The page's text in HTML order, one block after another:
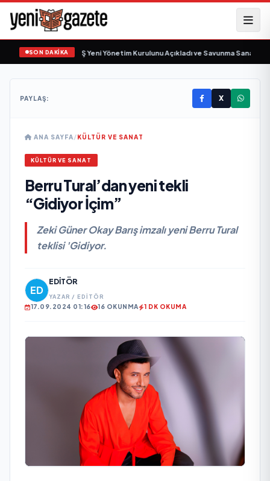
SON DAKİKA
Savunma Sanayi AŞ Yeni Yönetim Kurulunu Açıkladı ve Savunma
PAYLAŞ: X
ANA SAYFA/KÜLTÜR VE SANAT
KÜLTÜR VE SANAT
Berru Tural’dan yeni tekli
“Gidiyor İçim”
Zeki Güner Okay Barış imzalı yeni Berru Tural
teklisi 'Gidiyor.
EDITÖR
YAZAR / EDITÖR
17.09.2024 01:16 16 OKUNMA 1 DK OKUMA